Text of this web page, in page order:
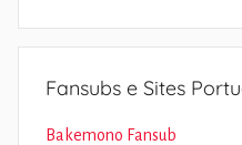
Fansubs e Sites
Bakemono Fansub